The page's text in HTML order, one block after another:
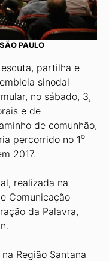
PAULO
partilha e
sinodal
no sábado, 3,
e de
de comunhão,
percorrido no 1o
2017.
realizada na
Comunicação
da Palavra,
Região Santana